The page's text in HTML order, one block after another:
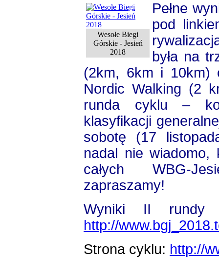
Wesołe Biegi
Górskie - Jesień
2018
Pełne
pod
była na
(2km, 6km i 10km)
Nordic Walking (2
runda cyklu –
klasyfikacji
sobotę (17
nadal nie wiadomo,
całych WBG-
zapraszamy!
Wyniki II rundy
http://
Strona cyklu: http://